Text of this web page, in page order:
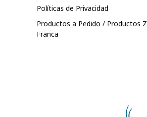
Políticas de Privacidad
Productos a Pedido / Productos
Franca